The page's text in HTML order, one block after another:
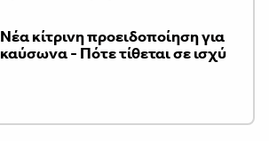
Νέα κίτρινη προειδοποίηση για
καύσωνα - Πότε τίθεται σε ισχύ